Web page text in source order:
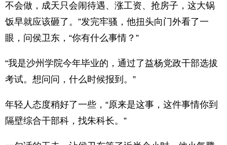
不会做，成天只会闹待遇、涨工资、抢房子，这大锅
饭早就应该砸了。”发完牢骚，他扭头向门外看了一
眼，问侯卫东，“你有什么事情？”
“我是沙州学院今年毕业的，通过了益杨党政干部选拔
考试。想问问，什么时候报到。”
年轻人态度稍好了一些，“原来是这事，这件事情你到
隔壁综合干部科，找朱科长。”